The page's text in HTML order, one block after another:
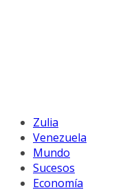
Zulia
Venezuela
Mundo
Sucesos
Economía